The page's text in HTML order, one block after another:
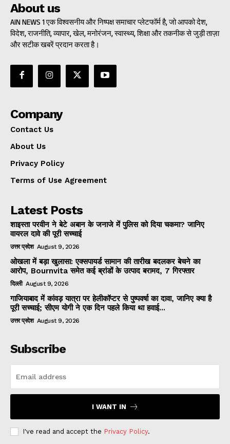
About us
AIN NEWS 1 एक विश्वसनीय और निष्पक्ष समाचार प्लेटफॉर्म है, जो आपको देश,
विदेश, राजनीति, व्यापार, खेल, मनोरंजन, स्वास्थ्य, शिक्षा और तकनीक से जुड़ी ताज़ा
और सटीक खबरें प्रदान करता है।
Company
Contact Us
About Us
Privacy Policy
Terms of Use Agreement
Latest Posts
शाइस्ता परवीन ने बेटे अबान के जनाजे में पुलिस को दिया चकमा? जानिए
वायरल दावे की पूरी सच्चाई
उत्तर प्रदेश August 9, 2026
ओखला में बड़ा खुलासा: एक्सपायर्ड सामान की तारीख बदलकर बेचने का
आरोप, Bournvita समेत कई ब्रांडों के उत्पाद बरामद, 7 गिरफ्तार
दिल्ली August 9, 2026
गाजियाबाद में कांवड़ यात्रा पर हेलीकॉप्टर से पुष्पवर्षा का दावा, जानिए क्या है
पूरी सच्चाई; सीएम योगी ने एक दिन पहले किया था हवाई...
उत्तर प्रदेश August 9, 2026
Subscribe
I WANT IN
I've read and accept the Privacy Policy.